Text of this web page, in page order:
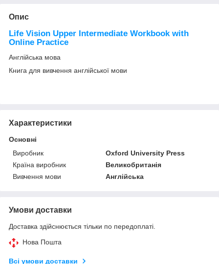
Опис
Life Vision Upper Intermediate Workbook with
Online Practice
Англійська мова
Книга для вивчення англійської мови
Характеристики
Основні
Виробник
Oxford University Press
Країна виробник
Великобританія
Вивчення мови
Англійська
Умови доставки
Доставка здійснюється тільки по передоплаті.
Нова Пошта
Всі умови доставки